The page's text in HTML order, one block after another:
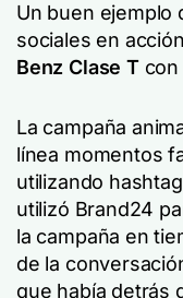
Un buen ejemplo
sociales en
Benz Clase Tcon
La campaña
línea momentos
utilizando
utilizó Brand24
la campaña en
de la
que había detrás